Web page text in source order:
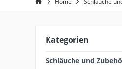
Kategorien
Schläuche und